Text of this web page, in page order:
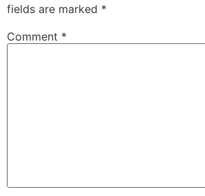
fields are marked *
Comment *